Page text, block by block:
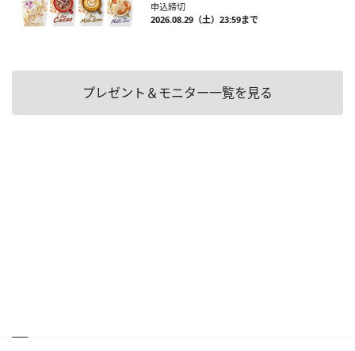
申込締切
2026.08.29（土）23:59まで
プレゼント＆モニター一覧を見る